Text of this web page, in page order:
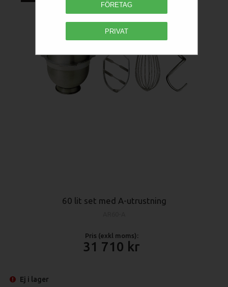
FÖRETAG
PRIVAT
60 lit set med A-utrustning
Pris (exkl moms):
31 710
Ej i lager